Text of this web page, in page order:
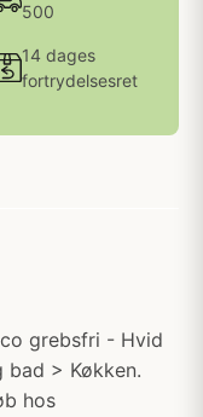
500
14 dages
fortrydelsesret
grebsfri - Hvid
bad > Køkken.
hos